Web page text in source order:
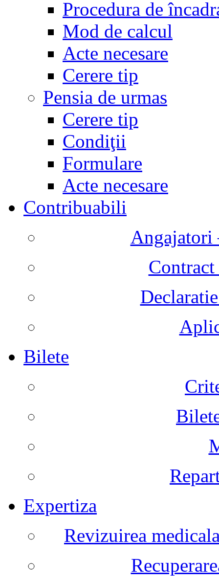
Procedura de
Mod de calcul
Acte necesare
Cerere tip
Pensia de urmas
Cerere tip
Condiţii
Formulare
Acte necesare
Contribuabili
Angajatori
Contract
Bilete
Expertiza
Revizuirea